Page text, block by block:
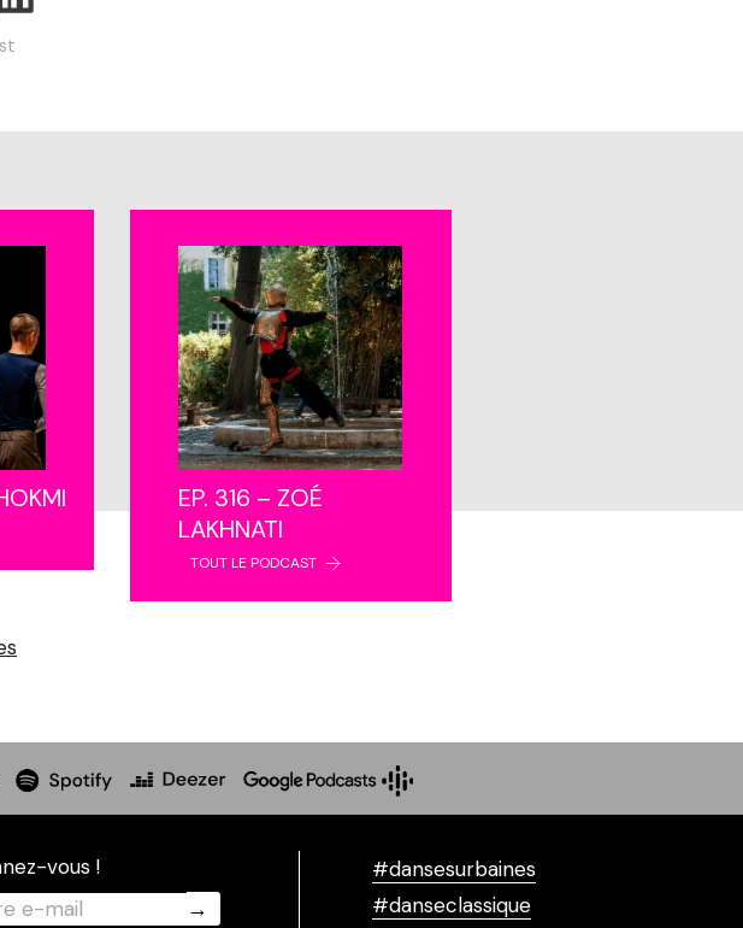
EP. 316 – ZOÉ
LAKHNATI
TOUT LE PODCAST
vous !
#dansesurbaines
#danseclassique